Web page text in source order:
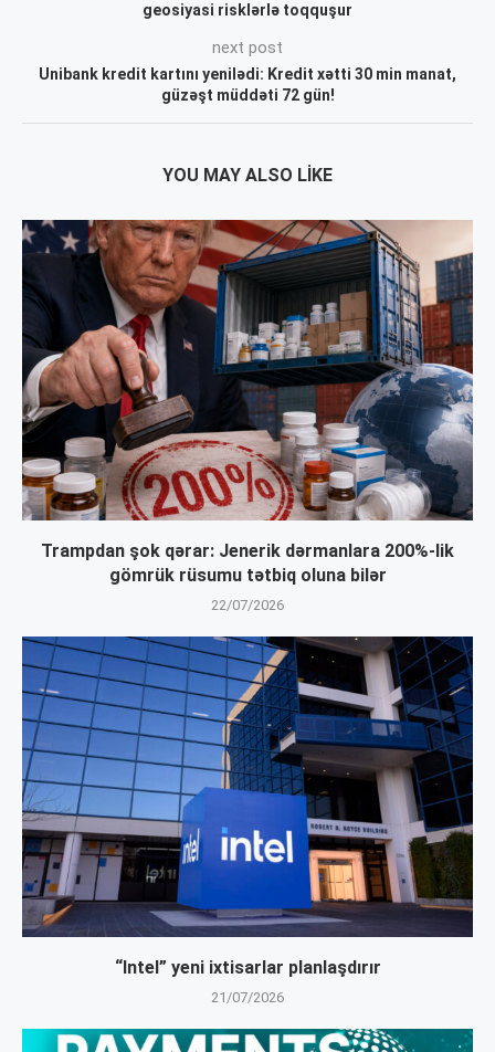
geosiyasi risklərlə toqquşur
next post
Unibank kredit kartını yenilədi: Kredit xətti 30 min manat,
güzəşt müddəti 72 gün!
YOU MAY ALSO LIKE
Trampdan şok qərar: Jenerik dərmanlara 200%-lik
gömrük rüsumu tətbiq oluna bilər
22/07/2026
“Intel” yeni ixtisarlar planlaşdırır
21/07/2026